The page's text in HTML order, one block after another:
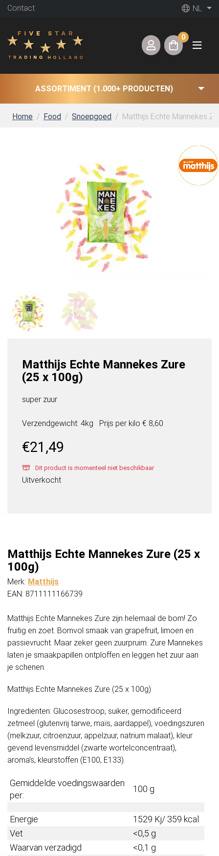
Contact NL
0
ASSORTIMENT (1.000+ PRODUCTEN)
Home Food Snoepgoed Matthijs Echte Mannekes
Matthijs Echte Mannekes Zure
(25 x 100g)
super zuur
Verzendgewicht: 4kg Prijs per kilo € 8,60
€21,49
Dit product is momenteel niet beschikbaar
Uitverkocht
Matthijs Echte Mannekes Zure (25 x
100g)
Merk: Matthijs
EAN: 8711111166739
Matthijs Echte Mannekes Zure zijn helemaal de bom! Zo
fruitig en zoet. Bomvol smaak van grapefruit, limoen en
passievrucht. Maar zeker geen zuurpruim. Zure Mannekes
laten je smaakpapillen ontploffen en leggen het zuur aan
je schenen.
Matthijs Echte Mannekes Zure (25 x 100g)
Ingrediënten: Glucosestroop, suiker, gemodificeerd
zetmeel (glutenvrij tarwe, maïs, aardappel), voedingszuren
(melkzuur, citroenzuur, appelzuur, natrium malaat), kleur
gevend levensmiddel (zwarte wortelconcentraat),
aroma’s, kleurstoffen (E100, E133).
Gemiddelde voedingswaarden
per:
100 g
Energie
1529 Kj/ 359 kcal
Vet
<0,5 g
Waarvan verzadigd
<0,1 g